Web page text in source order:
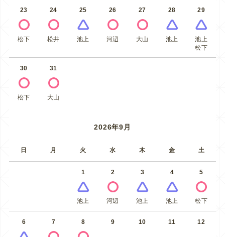
23
松下
24
松井
25
池上
26
河辺
27
大山
28
池上
29
池上
松下
30
松下
31
大山
2026年9月
日 月 火 水 木 金 土
1
池上
2
河辺
3
池上
4
池上
5
松下
6 7 8 9 10 11 12